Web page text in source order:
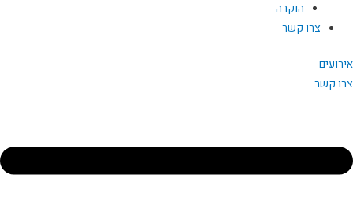
הוקרה
צרו קשר
אירועים
צרו קשר